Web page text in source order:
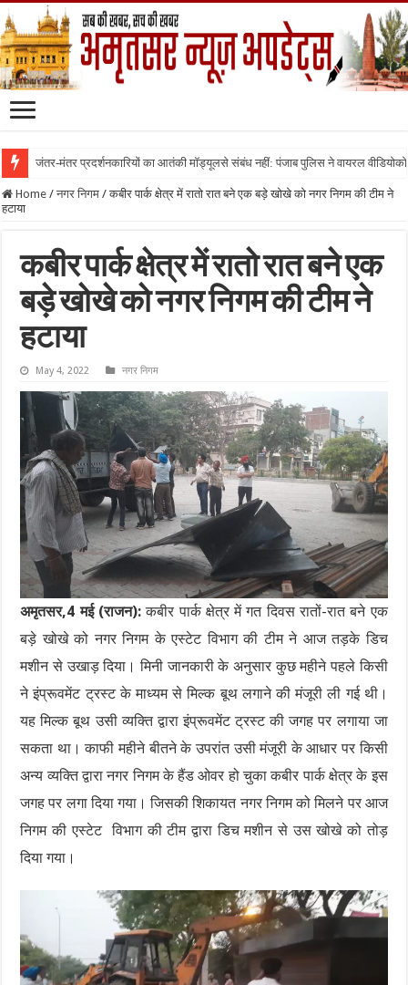
जंतर-मंतर प्रदर्शनकारियों का आतंकी मॉड्यूलसे संबंध नहीं: पंजाब पुलिस ने वायरल वीडियोको
Home / नगर निगम / कबीर पार्क क्षेत्र में रातो रात बने एक बड़े खोखे को नगर निगम की टीम ने
हटाया
कबीर पार्क क्षेत्र में रातो रात बने एक
बड़े खोखे को नगर निगम की टीम ने
हटाया
May 4, 2022 नगर निगम
अमृतसर,4 मई (राजन):कबीर पार्क क्षेत्र में गत दिवस रातों-रात बने एक
बड़े खोखे को नगर निगम के एस्टेट विभाग की टीम ने आज तड़के डिच
मशीन से उखाड़ दिया। मिनी जानकारी के अनुसार कुछ महीने पहले किसी
ने इंप्रूवमेंट ट्रस्ट के माध्यम से मिल्क बूथ लगाने की मंजूरी ली गई थी।
यह मिल्क बूथ उसी व्यक्ति द्वारा इंप्रूवमेंट ट्रस्ट की जगह पर लगाया जा
सकता था। काफी महीने बीतने के उपरांत उसी मंजूरी के आधार पर किसी
अन्य व्यक्ति द्वारा नगर निगम के हैंड ओवर हो चुका कबीर पार्क क्षेत्र के इस
जगह पर लगा दिया गया। जिसकी शिकायत नगर निगम को मिलने पर आज
निगम की एस्टेट विभाग की टीम द्वारा डिच मशीन से उस खोखे को तोड़
दिया गया।